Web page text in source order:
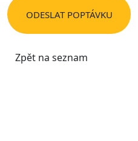
ODESLAT POPTÁVKU